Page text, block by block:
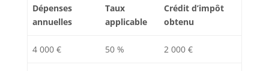
Dépenses
annuelles
Taux
applicable
Crédit d’impôt
obtenu
4 000 € 50 % 2 000 €